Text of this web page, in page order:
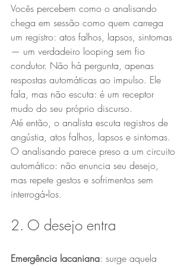
Vocês percebem como o analisando
chega em sessão como quem carrega
um registro: atos falhos, lapsos, sintomas
— um verdadeiro looping sem fio
condutor. Não há pergunta, apenas
respostas automáticas ao impulso. Ele
fala, mas não escuta: é um receptor
mudo do seu próprio discurso.
Até então, o analista escuta registros de
angústia, atos falhos, lapsos e sintomas.
O analisando parece preso a um circuito
automático: não enuncia seu desejo,
mas repete gestos e sofrimentos sem
interrogá‑los.
2. O desejo entra
Emergência lacaniana: surge aquela